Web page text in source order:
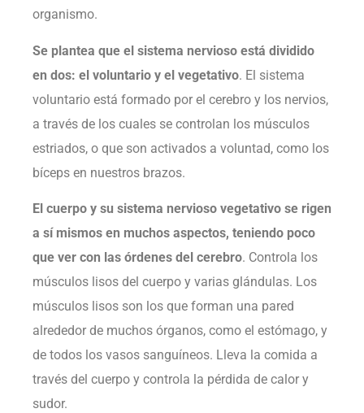
organismo.
Se plantea que el sistema nervioso está dividido
en dos: el voluntario y el vegetativo. El sistema
voluntario está formado por el cerebro y los nervios,
a través de los cuales se controlan los músculos
estriados, o que son activados a voluntad, como los
bíceps en nuestros brazos.
El cuerpo y su sistema nervioso vegetativo se rigen
a sí mismos en muchos aspectos, teniendo poco
que ver con las órdenes del cerebro. Controla los
músculos lisos del cuerpo y varias glándulas. Los
músculos lisos son los que forman una pared
alrededor de muchos órganos, como el estómago, y
de todos los vasos sanguíneos. Lleva la comida a
través del cuerpo y controla la pérdida de calor y
sudor.